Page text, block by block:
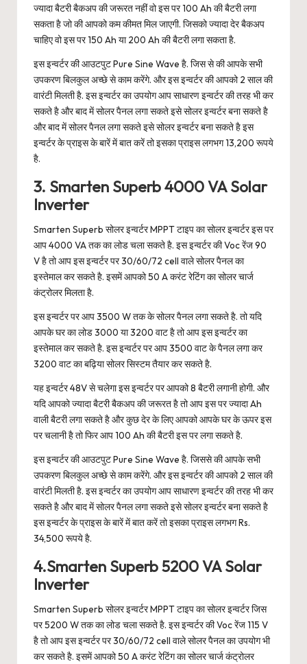
ज्यादा बैटरी बैकअप की जरूरत नहीं वो इस पर 100 Ah की बैटरी लगा
सकता है जो की आपको कम कीमत मिल जाएगी. जिसको ज्यादा देर बैकअप
चाहिए वो इस पर 150 Ah या 200 Ah की बैटरी लगा सकता है.
इस इन्वर्टर की आउटपुट Pure Sine Wave है. जिस से की आपके सभी
उपकरण बिलकुल अच्छे से काम करेंगे. और इस इन्वर्टर की आपको 2 साल की
वारंटी मिलती है. इस इन्वर्टर का उपयोग आप साधारण इन्वर्टर की तरह भी कर
सकते है और बाद में सोलर पैनल लगा सकते इसे सोलर इन्वर्टर बना सकते है
और बाद में सोलर पैनल लगा सकते इसे सोलर इन्वर्टर बना सकते है इस
इन्वर्टर के प्राइस के बारें में बात करें तो इसका प्राइस लगभग 13,200 रूपये
है.
3. Smarten Superb 4000 VA Solar
Inverter
Smarten Superb सोलर इन्वर्टर MPPT टाइप का सोलर इन्वर्टर इस पर
आप 4000 VA तक का लोड चला सकते है. इस इन्वर्टर की Voc रेंज 90
V है तो आप इस इन्वर्टर पर 30/60/72 cell वाले सोलर पैनल का
इस्तेमाल कर सकते है. इसमें आपको 50 A करंट रेटिंग का सोलर चार्ज
कंट्रोलर मिलता है.
इस इन्वर्टर पर आप 3500 W तक के सोलर पैनल लगा सकते है. तो यदि
आपके घर का लोड 3000 या 3200 वाट है तो आप इस इन्वर्टर का
इस्तेमाल कर सकते है. इस इन्वर्टर पर आप 3500 वाट के पैनल लगा कर
3200 वाट का बढ़िया सोलर सिस्टम तैयार कर सकते है.
यह इन्वर्टर 48V से चलेगा इस इन्वर्टर पर आपको 8 बैटरी लगानी होगी. और
यदि आपको ज्यादा बैटरी बैकअप की जरूरत है तो आप इस पर ज्यादा Ah
वाली बैटरी लगा सकते है और कुछ देर के लिए आपको आपके घर के ऊपर इस
पर चलानी है तो फिर आप 100 Ah की बैटरी इस पर लगा सकते है.
इस इन्वर्टर की आउटपुट Pure Sine Wave है. जिससे की आपके सभी
उपकरण बिलकुल अच्छे से काम करेंगे. और इस इन्वर्टर की आपको 2 साल की
वारंटी मिलती है. इस इन्वर्टर का उपयोग आप साधारण इन्वर्टर की तरह भी कर
सकते है और बाद में सोलर पैनल लगा सकते इसे सोलर इन्वर्टर बना सकते है
इस इन्वर्टर के प्राइस के बारें में बात करें तो इसका प्राइस लगभग Rs.
34,500 रूपये है.
4.Smarten Superb 5200 VA Solar
Inverter
Smarten Superb सोलर इन्वर्टर MPPT टाइप का सोलर इन्वर्टर जिस
पर 5200 W तक का लोड चला सकते है. इस इन्वर्टर की Voc रेंज 115 V
है तो आप इस इन्वर्टर पर 30/60/72 cell वाले सोलर पैनल का उपयोग भी
कर सकते है. इसमें आपको 50 A करंट रेटिंग का सोलर चार्ज कंट्रोलर